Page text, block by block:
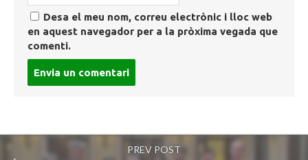
Desa el meu nom, correu electrònic i lloc web
en aquest navegador per a la pròxima vegada que
comenti.
PREV POST